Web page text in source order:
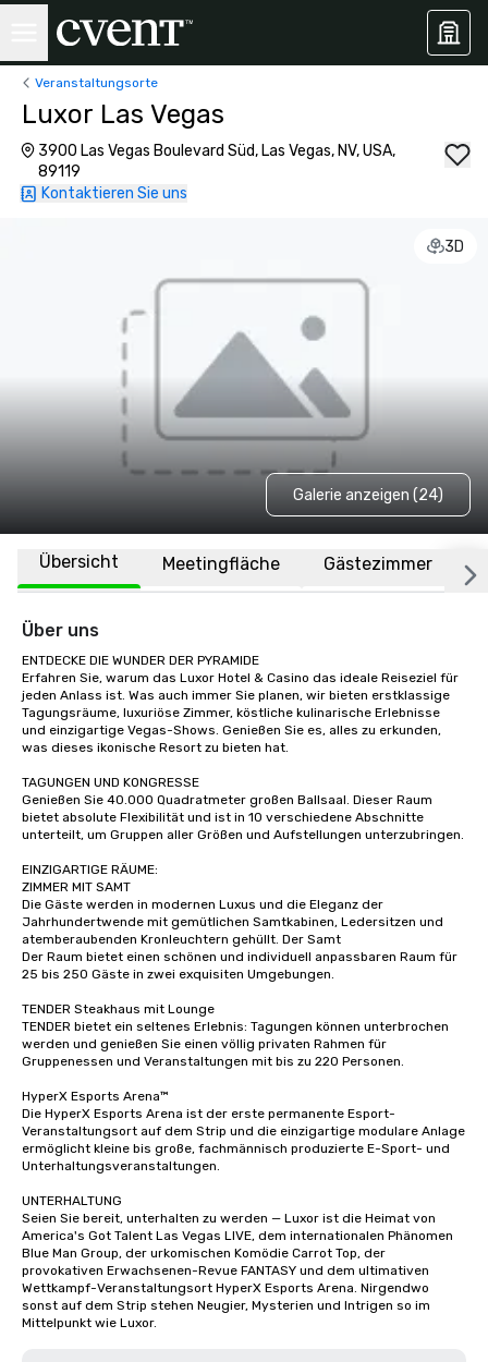
Veranstaltungsorte
Luxor Las Vegas
3900 Las Vegas Boulevard Süd, Las Vegas, NV, USA,
89119
Kontaktieren Sie uns
3D
Galerie anzeigen (24)
Übersicht Meetingfläche Gästezimmer
Über uns
ENTDECKE DIE WUNDER DER PYRAMIDE
Erfahren Sie, warum das Luxor Hotel & Casino das ideale Reiseziel für
jeden Anlass ist. Was auch immer Sie planen, wir bieten erstklassige
Tagungsräume, luxuriöse Zimmer, köstliche kulinarische Erlebnisse
und einzigartige Vegas-Shows. Genießen Sie es, alles zu erkunden,
was dieses ikonische Resort zu bieten hat.
TAGUNGEN UND KONGRESSE
Genießen Sie 40.000 Quadratmeter großen Ballsaal. Dieser Raum
bietet absolute Flexibilität und ist in 10 verschiedene Abschnitte
unterteilt, um Gruppen aller Größen und Aufstellungen unterzubringen.
EINZIGARTIGE RÄUME:
ZIMMER MIT SAMT
Die Gäste werden in modernen Luxus und die Eleganz der
Jahrhundertwende mit gemütlichen Samtkabinen, Ledersitzen und
atemberaubenden Kronleuchtern gehüllt. Der Samt
Der Raum bietet einen schönen und individuell anpassbaren Raum für
25 bis 250 Gäste in zwei exquisiten Umgebungen.
TENDER Steakhaus mit Lounge
TENDER bietet ein seltenes Erlebnis: Tagungen können unterbrochen
werden und genießen Sie einen völlig privaten Rahmen für
Gruppenessen und Veranstaltungen mit bis zu 220 Personen.
HyperX Esports Arena™
Die HyperX Esports Arena ist der erste permanente Esport-
Veranstaltungsort auf dem Strip und die einzigartige modulare Anlage
ermöglicht kleine bis große, fachmännisch produzierte E-Sport- und
Unterhaltungsveranstaltungen.
UNTERHALTUNG
Seien Sie bereit, unterhalten zu werden — Luxor ist die Heimat von
America's Got Talent Las Vegas LIVE, dem internationalen Phänomen
Blue Man Group, der urkomischen Komödie Carrot Top, der
provokativen Erwachsenen-Revue FANTASY und dem ultimativen
Wettkampf-Veranstaltungsort HyperX Esports Arena. Nirgendwo
sonst auf dem Strip stehen Neugier, Mysterien und Intrigen so im
Mittelpunkt wie Luxor.